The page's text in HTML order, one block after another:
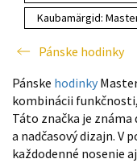
Kaubamärgid:
Pánske hodinky
Pánske hodinky
kombinácii
Táto značka je
a nadčasový dizajn. V
každodenné nosenie